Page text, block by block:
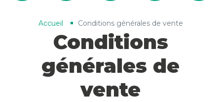
Accueil Conditions générales de vente
Conditions
générales de
vente